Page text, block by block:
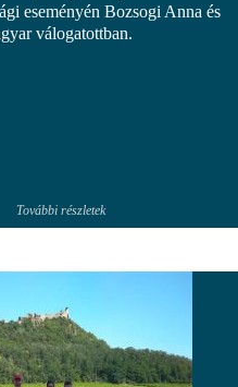
eseményén Bozsogi Anna és
válogatottban.
További részletek